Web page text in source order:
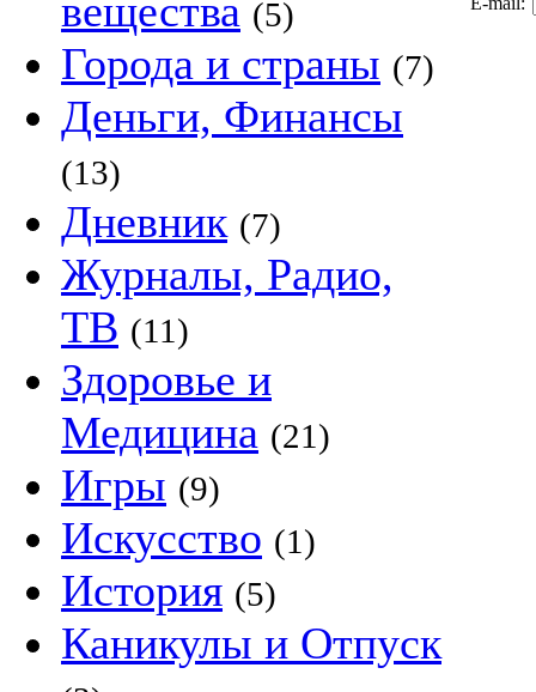
вещества (5)
Города и страны (7)
Деньги, Финансы
(13)
Дневник (7)
Журналы, Радио,
ТВ (11)
Здоровье и
Медицина (21)
Игры (9)
Искусство (1)
История (5)
Каникулы и Отпуск